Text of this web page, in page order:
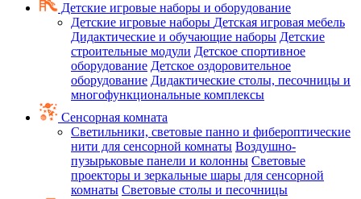
Детские игровые наборы и оборудование
Детские игровые наборы Детская игровая мебель
Дидактические и обучающие наборы Детские
строительные модули Детское спортивное
оборудование Детское оздоровительное
оборудование Дидактические столы, песочницы и
многофункциональные комплексы
Сенсорная комната
Светильники, световые панно и фибероптические
нити для сенсорной комнаты Воздушно-
пузырьковые панели и колонны Световые
проекторы и зеркальные шары для сенсорной
комнаты Световые столы и песочницы